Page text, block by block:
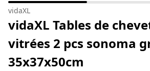
vidaXL
vidaXL Tables de
vitrées 2 pcs sonoma
35x37x50cm